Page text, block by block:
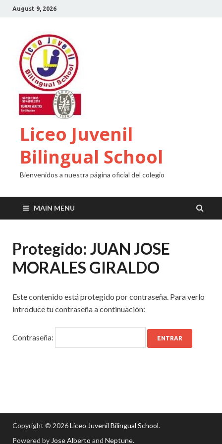
August 9, 2026
Liceo Juvenil
Bilingual School
Bienvenidos a nuestra página oficial del colegio
MAIN MENU
Protegido: JUAN JOSE
MORALES GIRALDO
Este contenido está protegido por contraseña. Para verlo
introduce tu contraseña a continuación:
Contraseña:
Copyright © 2026Liceo Juvenil Bilingual School.
Powered by Jose Alberto and Neptune.